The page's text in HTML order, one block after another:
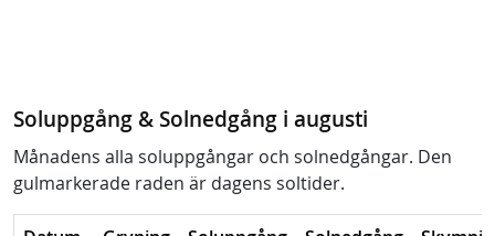
Soluppgång & Solnedgång i augusti
Månadens alla soluppgångar och solnedgångar. Den
gulmarkerade raden är dagens soltider.